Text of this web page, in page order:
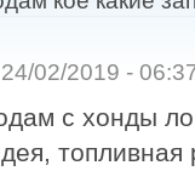
02/2019 -
с хонды